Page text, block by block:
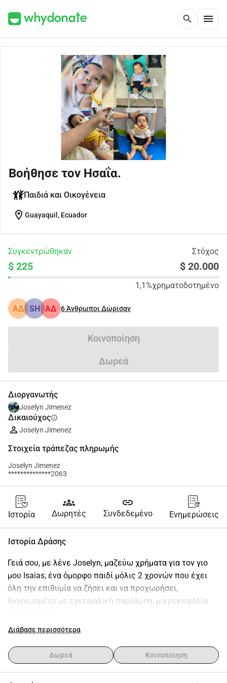
search menu
Βοήθησε τον Ησαΐα.
Παιδιά και Οικογένεια
location_on Guayaquil, Ecuador
Συγκεντρώθηκαν Στόχος
$ 225 $ 20.000
1,1%χρηματοδοτημένο
ΑΔ SH ΑΔ 6Άνθρωποι Δώρισαν
Κοινοποίηση
Δωρεά
Διοργανωτής
Joselyn Jimenez
Δικαιούχοςinfo
Joselyn Jimenez
Στοιχεία τράπεζας πληρωμής
Joselyn Jimenez
**************2063
Ιστορία
groups
Δωρητές
link
Συνδεδεμένο Ενημερώσεις
Ιστορία Δράσης
Γειά σου, με λένε Joselyn, μαζεύω χρήματα για τον γιο
μου Isaias, ένα όμορφο παιδί μόλις 2 χρονών που έχει
όλη την επιθυμία να ζήσει και να προχωρήσει,
διαγνωσμένο με εγκεφαλική παράλυση, μικροκεφαλία
θεραπεύσουμε την κατάσταση του μέσω
φυσιοθεραπείας, εναλλακτικών φαρμάκων, ιατρικών
Διάβασε περισσότερα
Δωρεά Κοινοποίηση